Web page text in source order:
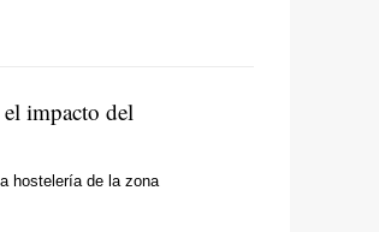
impacto del
hostelería de la zona